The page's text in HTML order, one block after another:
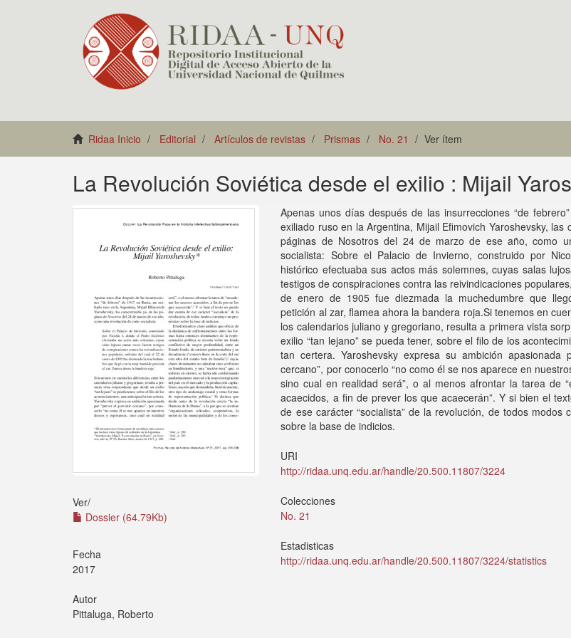
Ridaa Inicio Editorial Artículos de revistas Prismas No. 21 Ver ítem
La Revolución Soviética desde el exilio : Mijail
Ver/
Dossier (64.79Kb)
Fecha
2017
Autor
Pittaluga, Roberto
Apenas unos días después de las insurrecciones “de
exiliado ruso en la Argentina, Mijail Efimovich Yaroshevsky, las
páginas de Nosotros del 24 de marzo de ese año, como
socialista: Sobre el Palacio de Invierno, construido por
histórico efectuaba sus actos más solemnes, cuyas salas
testigos de conspiraciones contra las reivindicaciones
de enero de 1905 fue diezmada la muchedumbre que
petición al zar, flamea ahora la bandera roja.Si tenemos en
los calendarios juliano y gregoriano, resulta a primera vista
exilio “tan lejano” se pueda tener, sobre el filo de los
tan certera. Yaroshevsky expresa su ambición apasionada
cercano”, por conocerlo “no como él se nos aparece en
sino cual en realidad será”, o al menos afrontar la tarea de
acaecidos, a fin de prever los que acaecerán”. Y si bien el
de ese carácter “socialista” de la revolución, de todos modos
sobre la base de indicios.
URI
http://ridaa.unq.edu.ar/handle/20.500.11807/3224
Colecciones
No. 21
Estadisticas
http://ridaa.unq.edu.ar/handle/20.500.11807/3224/statistics